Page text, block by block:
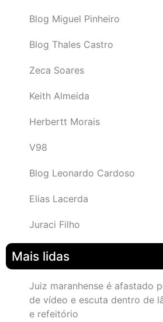
Blog Miguel Pinheiro
Blog Thales Castro
Zeca Soares
Keith Almeida
Herbertt Morais
V98
Blog Leonardo Cardoso
Elias Lacerda
Juraci Filho
Mais lidas
Juiz maranhense é afastado
de vídeo e escuta dentro de
e refeitório